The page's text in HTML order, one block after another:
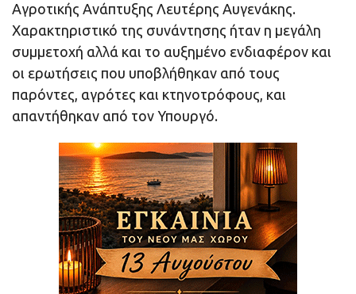
Αγροτικής Ανάπτυξης Λευτέρης Αυγενάκης.
Χαρακτηριστικό της συνάντησης ήταν η μεγάλη
συμμετοχή αλλά και το αυξημένο ενδιαφέρον και
οι ερωτήσεις που υποβλήθηκαν από τους
παρόντες, αγρότες και κτηνοτρόφους, και
απαντήθηκαν από τον Υπουργό.